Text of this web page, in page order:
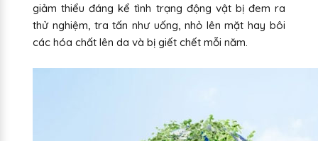
giảm thiểu đáng kể tình trạng động vật bị đem ra
thử nghiệm, tra tấn như uống, nhỏ lên mặt hay bôi
các hóa chất lên da và bị giết chết mỗi năm.